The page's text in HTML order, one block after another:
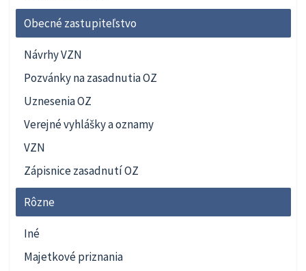
Obecné zastupiteľstvo
Návrhy VZN
Pozvánky na zasadnutia OZ
Uznesenia OZ
Verejné vyhlášky a oznamy
VZN
Zápisnice zasadnutí OZ
Rôzne
Iné
Majetkové priznania